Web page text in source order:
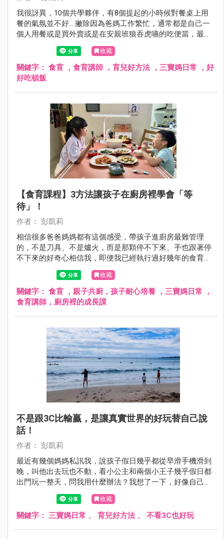
我很訝異，10個共學夥伴，有8個提起的小時候對餐桌上用
餐的氣氛並不好....撇除因為爸媽工作繁忙，通常都是自己一
個人用餐或是買外賣或是在安親班狼吞虎嚥的吃便當，最多
人說的是「爸嗎很喜歡在吃飯時檢討考試和表現狀況⋯⋯」
收藏
關鍵字： 食育 ，食育講師 ，育兒好方法 ，三寶媽日常 ，好
好吃頓飯
【食育課程】3方法讓孩子在廚房裡學會「等
待」！
作者： 彭凱莉
相信很多爸爸媽媽都有這個感受，帶孩子進廚房最難管理
的，不是刀具、不是爐火，而是那顆停不下來、手也跟著停
不下來的好奇心相信我，即便我已經執行過好幾年的食育課
程，但這顆好奇心也還是會讓我忍不住倒吸一口氣但我想說
的是，對孩子而言這不是壞事，而是學習的機會～
收藏
關鍵字： 食育 ，親子共廚，孩子耐心培養 ，三寶媽日常 ，
食育講師，廚房裡的成長課
不是跟3C比輸贏，是讓真實世界的好玩替自己說
話！
作者： 彭凱莉
最近有幾個媽媽私訊我，說孩子假日幾乎都從早滑手機滑到
晚，叫他出去玩也不動，看小公主和兩個小王子幾乎假日都
出門玩一整天，問我用什麼辦法？我想了一下，好像自己也
沒有什麼厲害的管理方法，唯一比較常做的就是不斷陪他們
發現好玩的事～
收藏
關鍵字： 三寶媽日常 、 育兒好方法 、 不看3C也好玩